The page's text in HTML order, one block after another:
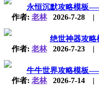
永恒沉默攻略模板
作者: 老林2026-7-28 |
绝世神器攻
作者: 老林2026-7-23 |
牛牛世界攻略模板
作者: 老林2026-7-14 |